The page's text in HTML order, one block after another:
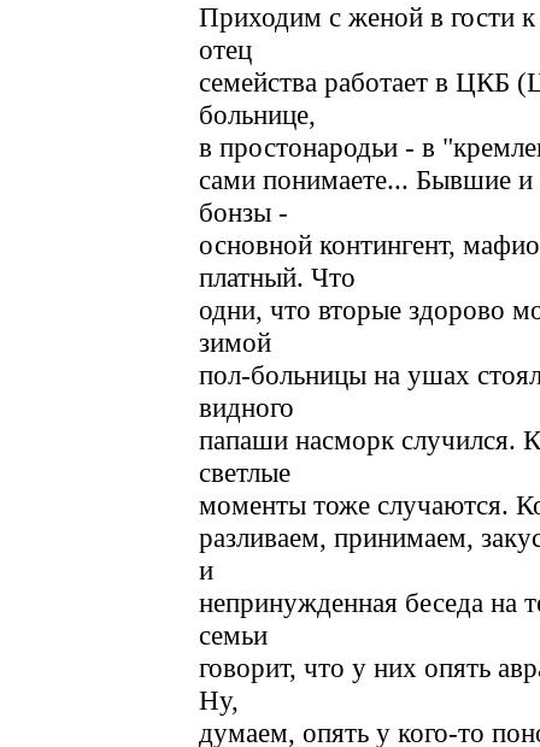
Приходим с женой в гости
отец
семейства работает в ЦКБ
больнице,
в простонародьи - в
сами понимаете... Бывшие
бонзы -
основной контингент,
платный. Что
одни, что вторые здорово
зимой
пол-больницы на ушах
видного
папаши насморк случился.
светлые
моменты тоже случаются.
разливаем, принимаем,
и
непринужденная беседа на
семьи
говорит, что у них опять
Ну,
думаем, опять у кого-то